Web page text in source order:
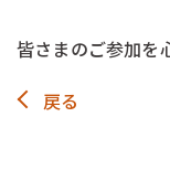
皆さまのご参加を
戻る